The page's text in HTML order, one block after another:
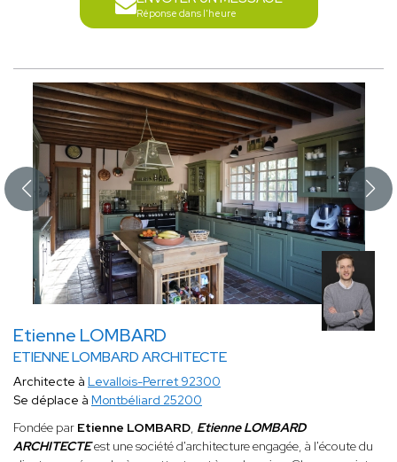
Réponse dans l'heure
Etienne LOMBARD
ETIENNE LOMBARD ARCHITECTE
Architecte à Levallois-Perret 92300
Se déplace à Montbéliard 25200
Fondée par Etienne LOMBARD, Etienne LOMBARD
ARCHITECTEest une société d'architecture engagée, à l'écoute du